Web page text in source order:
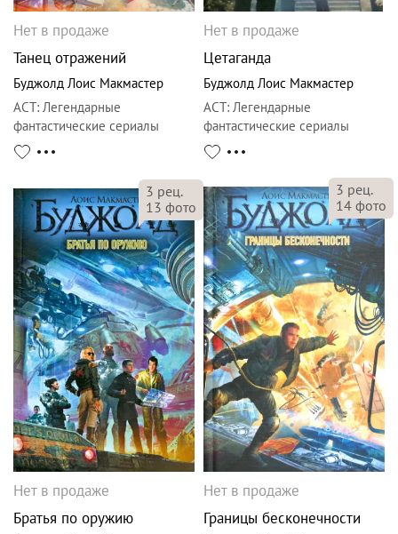
Нет в продаже
Танец отражений
Буджолд Лоис Макмастер
АСТ: Легендарные
фантастические сериалы
Нет в продаже
Цетаганда
Буджолд Лоис Макмастер
АСТ: Легендарные
фантастические сериалы
3 рец.
13 фото
Нет в продаже
Братья по оружию
3 рец.
14 фото
Нет в продаже
Границы бесконечности